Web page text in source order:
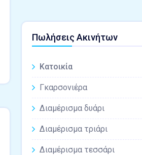
Πωλήσεις Ακινήτων
Κατοικία
Γκαρσονιέρα
Διαμέρισμα δυάρι
Διαμέρισμα τριάρι
Διαμέρισμα τεσσάρι